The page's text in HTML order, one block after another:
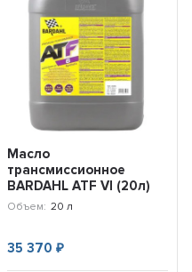
Масло
трансмиссионное
BARDAHL ATF VI (20л)
36598
Объем: 20 л
35 370 ₽